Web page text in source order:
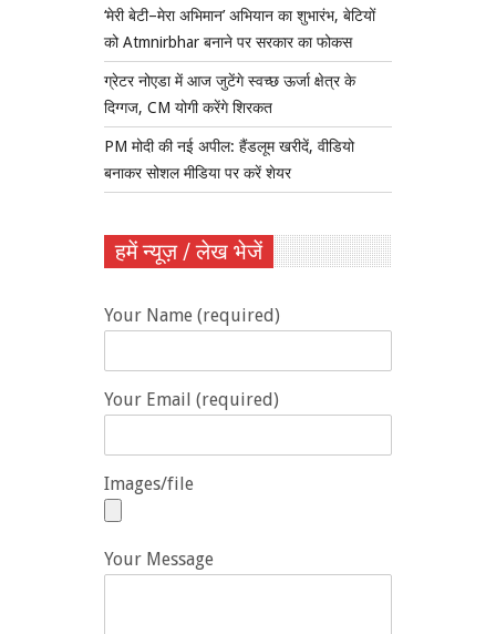
‘मेरी बेटी–मेरा अभिमान’ अभियान का शुभारंभ, बेटियों
को Atmnirbhar बनाने पर सरकार का फोकस
ग्रेटर नोएडा में आज जुटेंगे स्वच्छ ऊर्जा क्षेत्र के
दिग्गज, CM योगी करेंगे शिरकत
PM मोदी की नई अपील: हैंडलूम खरीदें, वीडियो
बनाकर सोशल मीडिया पर करें शेयर
हमें न्यूज़ / लेख भेजें
Your Name (required)
Your Email (required)
Images/file
Your Message